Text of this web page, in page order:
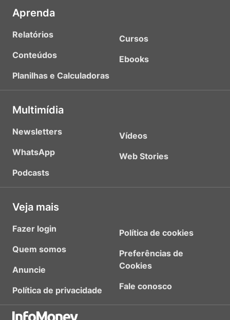
Aprenda
Relatórios
Conteúdos
Planilhas e Calculadoras
Cursos
Ebooks
Multimídia
Newsletters
WhatsApp
Podcasts
Vídeos
Web Stories
Veja mais
Fazer login
Quem somos
Anuncie
Política de privacidade
Política de cookies
Preferências de
Cookies
Fale conosco